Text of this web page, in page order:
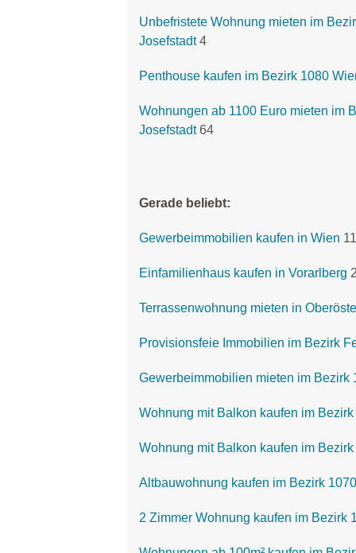
Unbefristete Wohnung mieten im
Josefstadt 4
Penthouse kaufen im Bezirk 1080
Wohnungen ab 1100 Euro mieten im
Josefstadt 64
Gerade beliebt:
Gewerbeimmobilien kaufen in Wien
Einfamilienhaus kaufen in Vorarlberg
Terrassenwohnung mieten in
Provisionsfeie Immobilien im Bezirk
Gewerbeimmobilien mieten im Bezirk
Wohnung mit Balkon kaufen im
Wohnung mit Balkon kaufen im
Altbauwohnung kaufen im Bezirk
2 Zimmer Wohnung kaufen im Bezirk